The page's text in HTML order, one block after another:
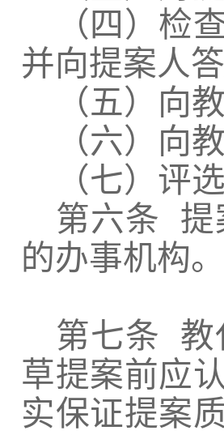
（四）检
并向提案人
（五）向
（六）向
（七）评
第六条
提
的办事机构
第七条 教
草提案前应
实保证提案